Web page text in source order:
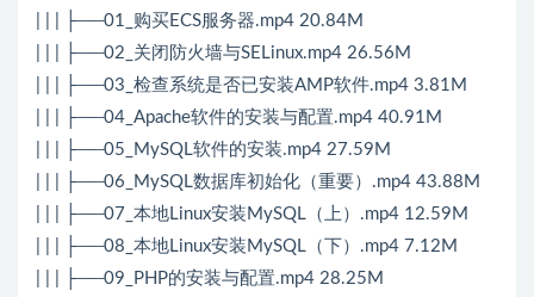
| | | ├──01_购买ECS服务器.mp4 20.84M
| | | ├──02_关闭防火墙与SELinux.mp4 26.56M
| | | ├──03_检查系统是否已安装AMP软件.mp4 3.81M
| | | ├──04_Apache软件的安装与配置.mp4 40.91M
| | | ├──05_MySQL软件的安装.mp4 27.59M
| | | ├──06_MySQL数据库初始化（重要）.mp4 43.88M
| | | ├──07_本地Linux安装MySQL（上）.mp4 12.59M
| | | ├──08_本地Linux安装MySQL（下）.mp4 7.12M
| | | ├──09_PHP的安装与配置.mp4 28.25M